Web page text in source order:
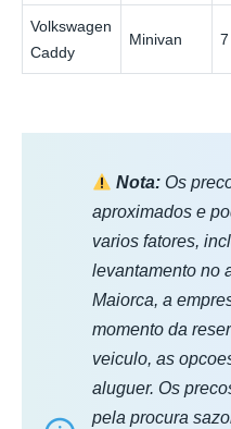
Volkswagen
Caddy
Minivan 7
Nota: Os
aproximados e
varios fatores,
levantamento no
Maiorca, a
momento da
veiculo, as
aluguer. Os
pela procura